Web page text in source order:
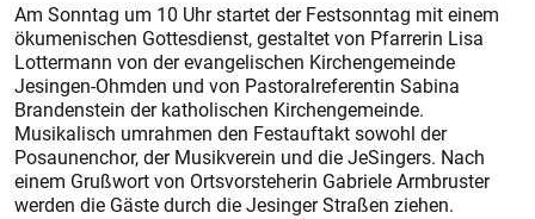
Am Sonntag um 10 Uhr startet der Festsonntag mit einem
ökumenischen Gottesdienst, gestaltet von Pfarrerin Lisa
Lottermann von der evangelischen Kirchengemeinde
Jesingen-Ohmden und von Pastoralreferentin Sabina
Brandenstein der katholischen Kirchengemeinde.
Musikalisch umrahmen den Festauftakt sowohl der
Posaunenchor, der Musikverein und die JeSingers. Nach
einem Grußwort von Ortsvorsteherin Gabriele Armbruster
werden die Gäste durch die Jesinger Straßen ziehen.